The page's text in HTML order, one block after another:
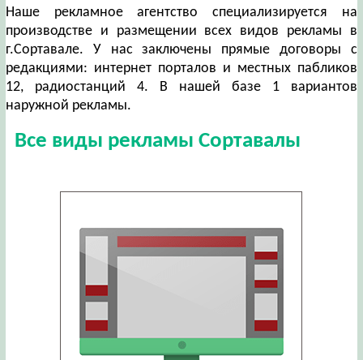
Наше рекламное агентство специализируется на
производстве и размещении всех видов рекламы в
г.Сортавале. У нас заключены прямые договоры с
редакциями: интернет порталов и местных пабликов
12, радиостанций 4. В нашей базе 1 вариантов
наружной рекламы.
Все виды рекламы Сортавалы